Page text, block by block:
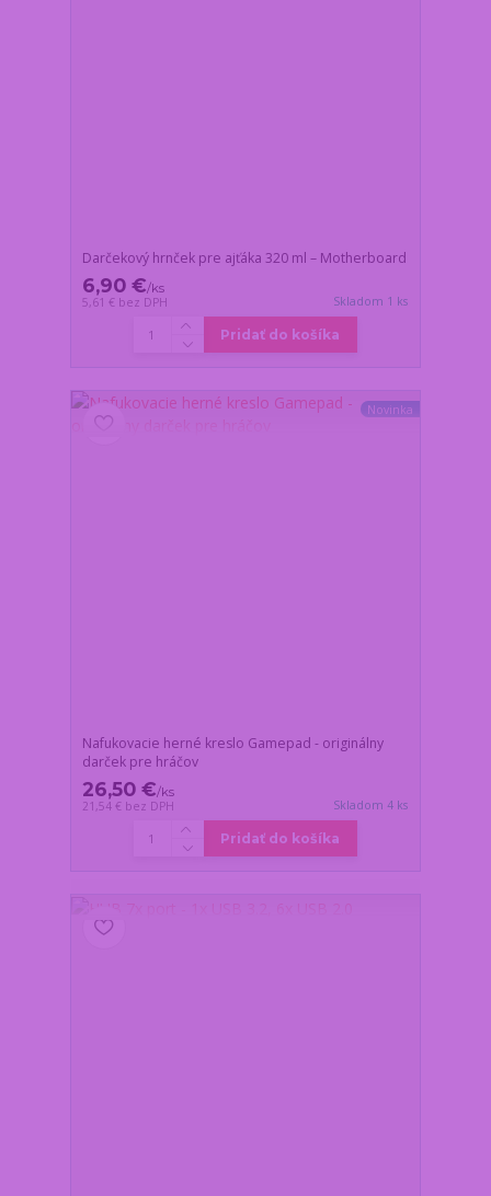
Darčekový hrnček pre ajťáka 320 ml – Motherboard
6,90 €/ks
5,61 € bez DPH Skladom 1 ks
Pridať do košíka
Novinka
Nafukovacie herné kreslo Gamepad - originálny
darček pre hráčov
26,50 €/ks
21,54 € bez DPH Skladom 4 ks
Pridať do košíka